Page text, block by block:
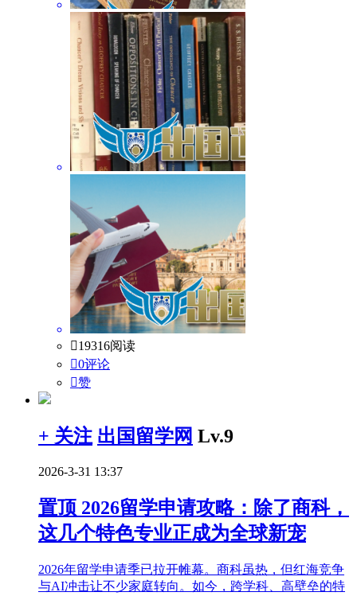
19316阅读
0评论
赞
+ 关注 出国留学网 Lv.9
2026-3-31 13:37
置顶 2026留学申请攻略：除了商科，
这几个特色专业正成为全球新宠
2026年留学申请季已拉开帷幕。商科虽热，但红海竞争
与AI冲击让不少家庭转向。如今，跨学科、高壁垒的特